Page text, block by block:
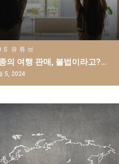
유튜브
의 여행 판매, 불법이라고?…
5, 2024